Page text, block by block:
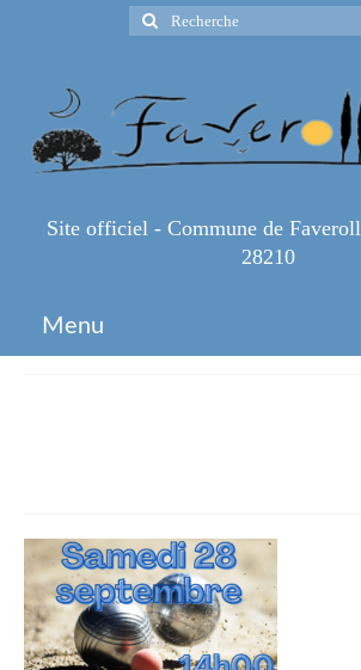
Rechercher
:
Site officiel - Commune de
28210
Menu
Infos règlementaires
Contact et horaires
Mon village